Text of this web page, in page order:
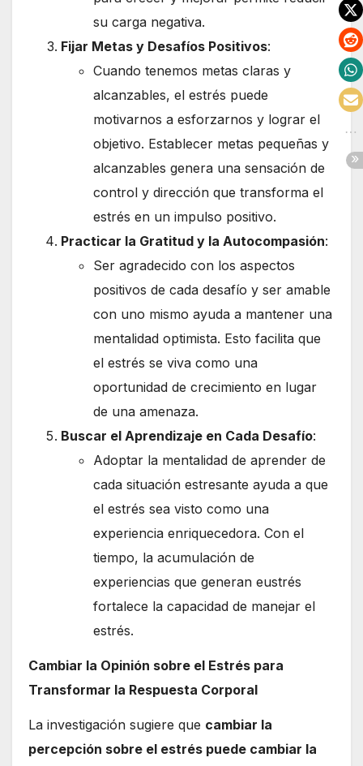
su carga negativa.
Fijar Metas y Desafíos Positivos:
Cuando tenemos metas claras y
alcanzables, el estrés puede
motivarnos a esforzarnos y lograr el
objetivo. Establecer metas pequeñas y
alcanzables genera una sensación de
control y dirección que transforma el
estrés en un impulso positivo.
Practicar la Gratitud y la Autocompasión:
Ser agradecido con los aspectos
positivos de cada desafío y ser amable
con uno mismo ayuda a mantener una
mentalidad optimista. Esto facilita que
el estrés se viva como una
oportunidad de crecimiento en lugar
de una amenaza.
Buscar el Aprendizaje en Cada Desafío:
Adoptar la mentalidad de aprender de
cada situación estresante ayuda a que
el estrés sea visto como una
experiencia enriquecedora. Con el
tiempo, la acumulación de
experiencias que generan eustrés
fortalece la capacidad de manejar el
estrés.
Cambiar la Opinión sobre el Estrés para
Transformar la Respuesta Corporal
La investigación sugiere que cambiar la
percepción sobre el estrés puede cambiar la